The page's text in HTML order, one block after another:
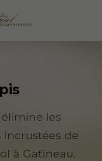
élimine les
incrustées de
à Gatineau.